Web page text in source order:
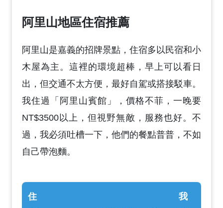
阿里山地區住宿推薦
阿里山是嘉義的招牌景點，住宿多以民宿和小
木屋為主。這裡的環境超棒，早上可以看日
出，但交通不太方便，最好自駕或搭接駁車。
我住過「阿里山賓館」，價格不菲，一晚要
NT$3500以上，但視野無敵，服務也好。不
過，我必須吐槽一下，他們的餐點普普，不如
自己帶泡麵。
住
我